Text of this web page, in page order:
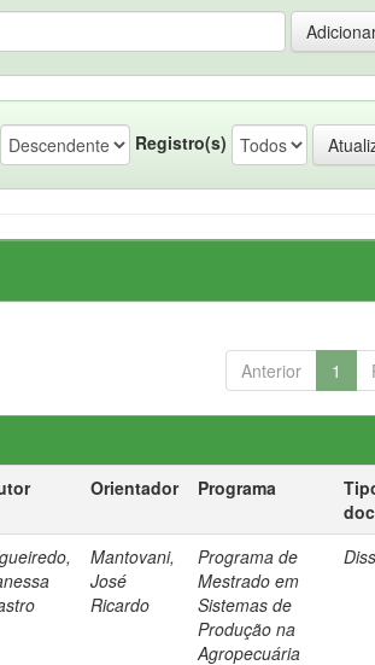
Registro(s)
Anterior 1
Orientador Programa
Mantovani,
José
Ricardo
Programa de
Mestrado em
Sistemas de
Produção na
Agropecuária